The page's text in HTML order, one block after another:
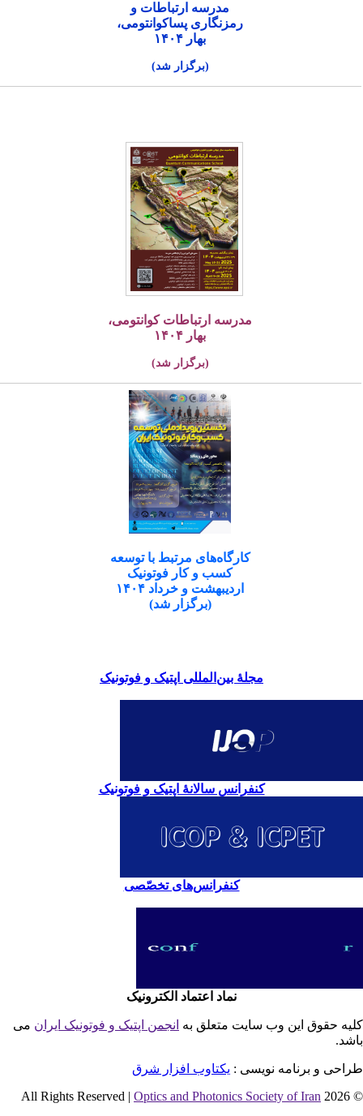
مدرسه ارتباطات و
رمزنگاری پساکوانتومی،
بهار ۱۴۰۴
(برگزار شد)
مدرسه ارتباطات کوانتومی،
بهار ۱۴۰۴
(برگزار شد)
کارگاه‌های مرتبط با توسعه
کسب و کار فوتونیک
اردیبهشت و خرداد ۱۴۰۴
(برگزار شد)
مجلۀ بین‌المللی اپتیک و فوتونیک
کنفرانس سالانۀ اپتیک و فوتونیک
کنفرانس‌های تخصّصی
نماد اعتماد الکترونیک
حقوق این وب سایت متعلق بهانجمن اپتیک و فوتونیک ایران می
و برنامه نویسی : یکتاوب افزار شرق
©
Optics and Photonics Society of Iran